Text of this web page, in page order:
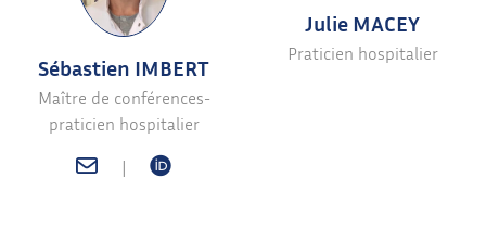
Sébastien IMBERT
Maître de conférences-
praticien hospitalier
|
Julie MACEY
Praticien hospitalier